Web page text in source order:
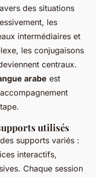
des situations
les
intermédiaires et
les conjugaisons
centraux.
arabe est
utilisés
supports variés :
interactifs,
Chaque session